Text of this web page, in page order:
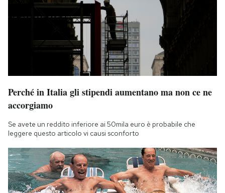
Perché in Italia gli stipendi aumentano ma non ce ne
accorgiamo
Se avete un reddito inferiore ai 50mila euro è probabile che
leggere questo articolo vi causi sconforto